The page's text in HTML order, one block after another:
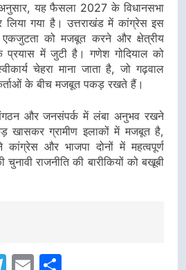
यह फैसला 2027 के विधानसभा
लिया गया है। उत्तराखंड में कांग्रेस इस
को मजबूत करने और क्षेत्रीय
में जुटी है। गणेश गोदियाल को
चेहरा माना जाता है, जो गढ़वाल
के बीच मजबूत पकड़ रखते हैं।
और जनसंपर्क में लंबा अनुभव रखने
खासकर ग्रामीण इलाकों में मजबूत है,
कांग्रेस और भाजपा दोनों में महत्वपूर्ण
चुनावी राजनीति की बारीकियों को बखूबी